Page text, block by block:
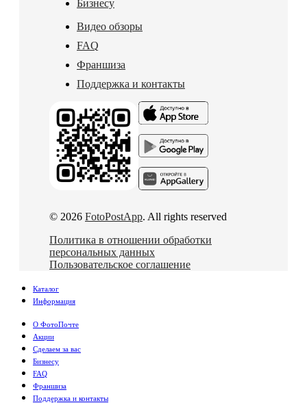
Бизнесу
Видео обзоры
FAQ
Франшиза
Поддержка и контакты
© 2026 FotoPostApp. All rights reserved
Политика в отношении обработки
персональных данных
Пользовательское соглашение
Каталог
Информация
О ФотоПочте
Акции
Сделаем за вас
Бизнесу
FAQ
Франшиза
Поддержка и контакты